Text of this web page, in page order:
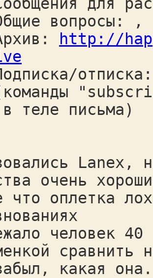
вопросы: ,
http://
отписка:
теле письма)
Lanex,
очень
что оплетка
человек
сравнить
какая она.